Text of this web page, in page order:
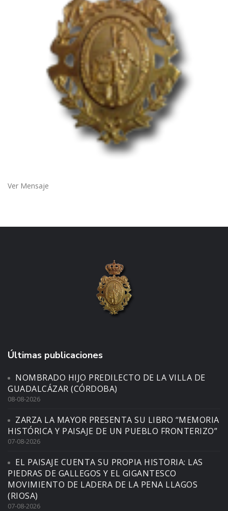
Ver Mensaje
Últimas publicaciones
NOMBRADO HIJO PREDILECTO DE LA VILLA DE
GUADALCÁZAR (CÓRDOBA)
08-08-2026
ZARZA LA MAYOR PRESENTA SU LIBRO “MEMORIA
HISTÓRICA Y PAISAJE DE UN PUEBLO FRONTERIZO”
07-08-2026
EL PAISAJE CUENTA SU PROPIA HISTORIA: LAS
PIEDRAS DE GALLEGOS Y EL GIGANTESCO
MOVIMIENTO DE LADERA DE LA PENA LLAGOS
(RIOSA)
07-08-2026